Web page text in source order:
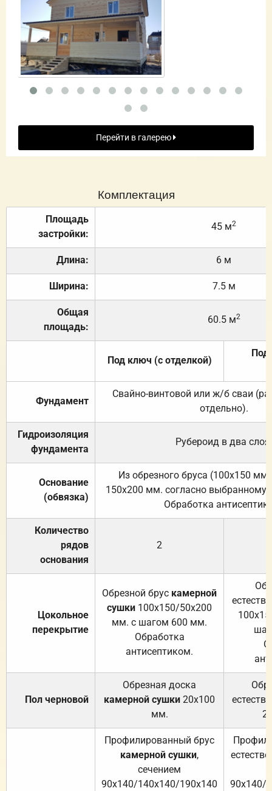
Перейти в галерею
Комплектация
Площадь
застройки:
45 м2
Длина: 6 м
Ширина: 7.5 м
Общая
площадь:
60.5 м2
Под ключ (с отделкой)
Под
Фундамент
Свайно-винтовой или ж/б сваи
отдельно).
Гидроизоляция
фундамента
Рубероид в два слоя.
Основание
(обвязка)
Из обрезного бруса (100х150
150х200 мм. согласно выбранному
Обработка
Количество
рядов
основания
2
Цокольное
перекрытие
Обрезной брус камерной
сушки 100х150/50х200
мм. с шагом 600 мм.
Обработка
антисептиком.
Пол черновой
Обрезная доска
камерной сушки 20х100
мм.
Профилированный брус
камерной сушки,
сечением
90х140/140х140/190х140
90х140/